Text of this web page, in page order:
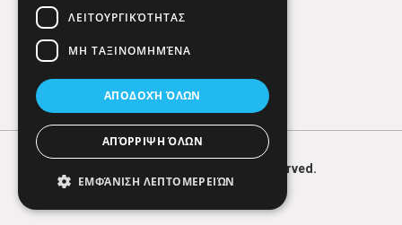
HERE. All Rights Reserved.
ΛΕΙΤΟΥΡΓΙΚΌΤΗΤΑΣ
ΜΗ ΤΑΞΙΝΟΜΗΜΈΝΑ
ΑΠΟΔΟΧΉ ΌΛΩΝ
ΑΠΌΡΡΙΨΗ ΌΛΩΝ
ΕΜΦΆΝΙΣΗ ΛΕΠΤΟΜΕΡΕΙΏΝ